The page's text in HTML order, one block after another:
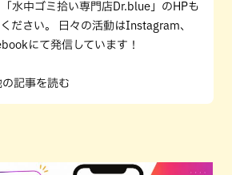
「水中ゴミ拾い専門店Dr.blue」のHPも
ださい。 日々の活動はInstagram、
にて発信しています！
記事を読む